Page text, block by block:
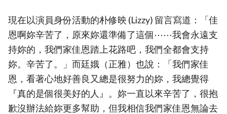
現在以演員身份活動的朴修映 (Lizzy) 留言寫道：「佳
恩啊妳辛苦了，原來妳還準備了這個⋯⋯我會永遠支
持妳的，我們家佳恩踏上花路吧，我們全都會支持
妳。辛苦了。」而廷娥（正雅）也說：「我們家佳
恩，看著心地好善良又總是很努力的妳，我總覺得
『真的是個很美好的人』。妳一直以來辛苦了，很抱
歉沒辦法給妳更多幫助，但我相信我們家佳恩無論去